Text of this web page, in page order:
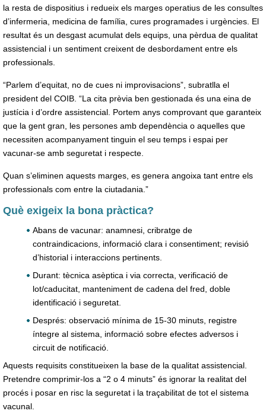
la resta de dispositius i redueix els marges operatius de les consultes
d’infermeria, medicina de família, cures programades i urgències. El
resultat és un desgast acumulat dels equips, una pèrdua de qualitat
assistencial i un sentiment creixent de desbordament entre els
professionals.
“Parlem d’equitat, no de cues ni improvisacions”, subratlla el
president del COIB. “La cita prèvia ben gestionada és una eina de
justícia i d’ordre assistencial. Portem anys comprovant que garanteix
que la gent gran, les persones amb dependència o aquelles que
necessiten acompanyament tinguin el seu temps i espai per
vacunar-se amb seguretat i respecte.
Quan s’eliminen aquests marges, es genera angoixa tant entre els
professionals com entre la ciutadania.”
Què exigeix la bona pràctica?
Abans de vacunar: anamnesi, cribratge de
contraindicacions, informació clara i consentiment; revisió
d’historial i interaccions pertinents.
Durant: tècnica asèptica i via correcta, verificació de
lot/caducitat, manteniment de cadena del fred, doble
identificació i seguretat.
Després: observació mínima de 15-30 minuts, registre
íntegre al sistema, informació sobre efectes adversos i
circuit de notificació.
Aquests requisits constitueixen la base de la qualitat assistencial.
Pretendre comprimir-los a “2 o 4 minuts” és ignorar la realitat del
procés i posar en risc la seguretat i la traçabilitat de tot el sistema
vacunal.